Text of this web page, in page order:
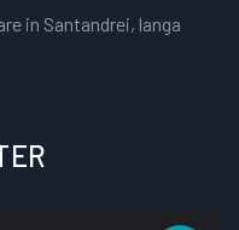
in Santandrei, langa